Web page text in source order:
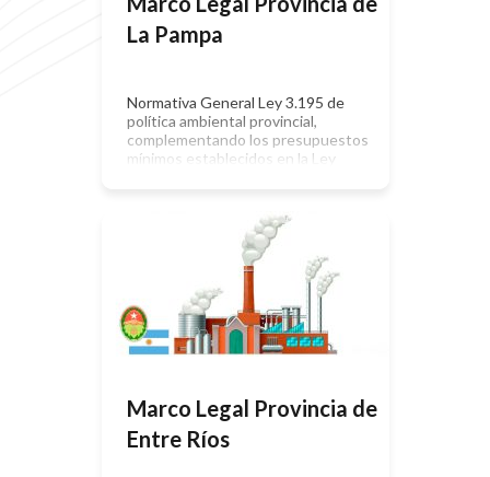
La Pampa
Normativa General Ley 3.195 de
política ambiental provincial,
complementando los presupuestos
mínimos establecidos en la Ley
sustentable y la preservación de la
diversidad biológica en el territorio
de la Provincia de La Pampa. Decreto
674/22. Aprueba la Reglamentación
parcial de la Ley N° 3195, Ley
Ambiental […]
Marco Legal Provincia de
Entre Ríos